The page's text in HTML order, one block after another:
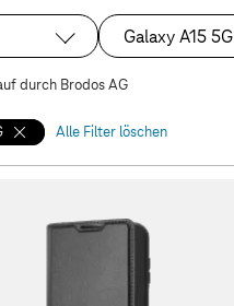
Ausgewählt:
Galaxy A15 5G
durch Brodos AG
Alle Filter löschen